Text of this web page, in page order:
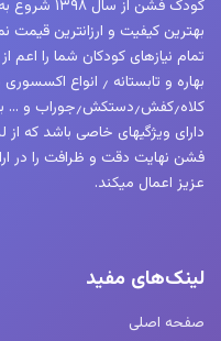
کودک فشن
بهترین کیفیت و ارزانترین
بهاره و تابستانه ٫
دارای ویژگیهای خاصی باشد که
فشن نهایت دقت و ظرافت را در
عزیز اعمال میکند.
لینک‌های مفید
صفحه اصلی